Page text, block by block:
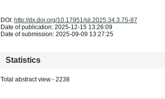
DOI: http://dx.doi.org/10.17951/sil.2025.34.3.75-87
Date of publication: 2025-12-15 13:26:09
Date of submission: 2025-09-09 13:27:25
Statistics
Total abstract view - 2238